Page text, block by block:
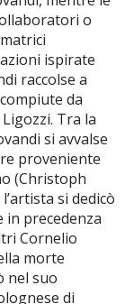
o
ispirate
raccolse a
da
Tra la
si avvalse
proveniente
(Christoph
si dedicò
in precedenza
Cornelio
morte
nel suo
di